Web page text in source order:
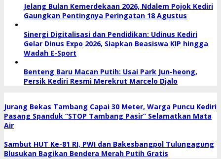
Jelang Bulan Kemerdekaan 2026, Ndalem Pojok Kediri
Gaungkan Pentingnya Peringatan 18 Agustus
Sinergi Digitalisasi dan Pendidikan: Udinus Kediri
Gelar Dinus Expo 2026, Siapkan Beasiswa KIP hingga
Wadah E-Sport
Benteng Baru Macan Putih: Usai Park Jun-heong,
Persik Kediri Resmi Merekrut Marcelo Djalo
Jurang Bekas Tambang Capai 30 Meter, Warga Puncu Kediri
Pasang Spanduk “STOP Tambang Pasir” Selamatkan Mata
Air
Sambut HUT Ke-81 RI, PWI dan Bakesbangpol Tulungagung
Blusukan Bagikan Bendera Merah Putih Gratis